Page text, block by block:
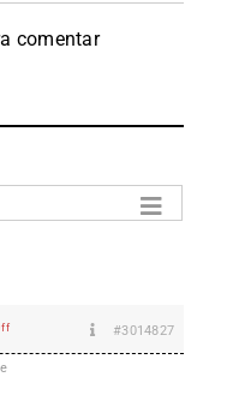
comentar
#3014827